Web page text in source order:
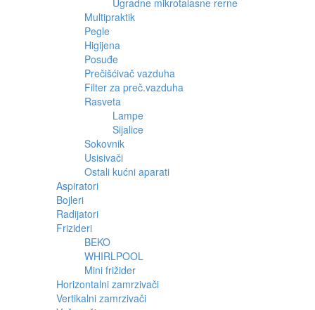
Ugradne mikrotalasne rerne
Multipraktik
Pegle
Higijena
Posuđe
Prečišćivač vazduha
Filter za preč.vazduha
Rasveta
Lampe
Sijalice
Sokovnik
Usisivači
Ostali kućni aparati
Aspiratori
Bojleri
Radijatori
Frizideri
BEKO
WHIRLPOOL
Mini frižider
Horizontalni zamrzivači
Vertikalni zamrzivači